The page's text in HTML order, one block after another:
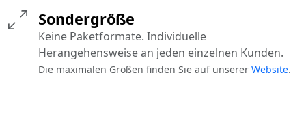
Sondergröße
Keine Paketformate. Individuelle
Herangehensweise an jeden einzelnen Kunden.
Die maximalen Größen finden Sie auf unserer Website.